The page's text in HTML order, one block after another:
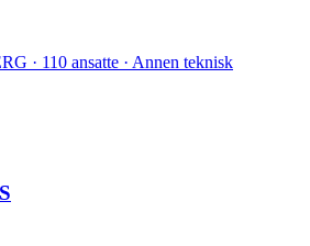
· 110 ansatte · Annen teknisk